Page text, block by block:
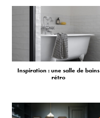
Inspiration : une salle de bains
rétro